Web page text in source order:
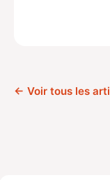
← Voir tous les